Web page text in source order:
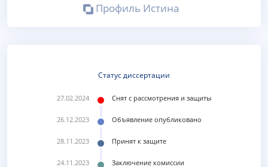
Профиль Истина
Статус диссертации
27.02.2024 Снят с рассмотрения и защиты
26.12.2023 Объявление опубликовано
28.11.2023 Принят к защите
24.11.2023 Заключение комиссии